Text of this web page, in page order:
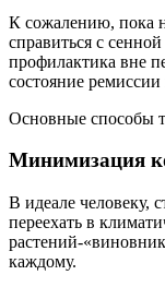
К сожалению, пока
справиться с
профилактика вне
состояние
Основные способы
Минимизация
В идеале человеку,
переехать в
растений-
каждому.